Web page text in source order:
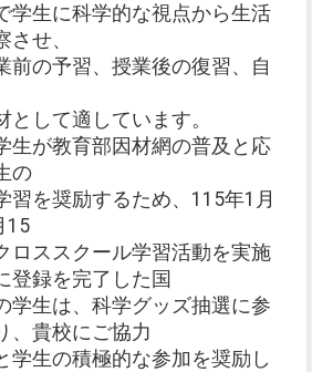
学生に科学的な視点から生活
せ、
前の予習、授業後の復習、自
として適しています。
生が教育部因材網の普及と応
の
習を奨励するため、115年1月
15
ロススクール学習活動を実施
登録を完了した国
学生は、科学グッズ抽選に参
、貴校にご協力
学生の積極的な参加を奨励し